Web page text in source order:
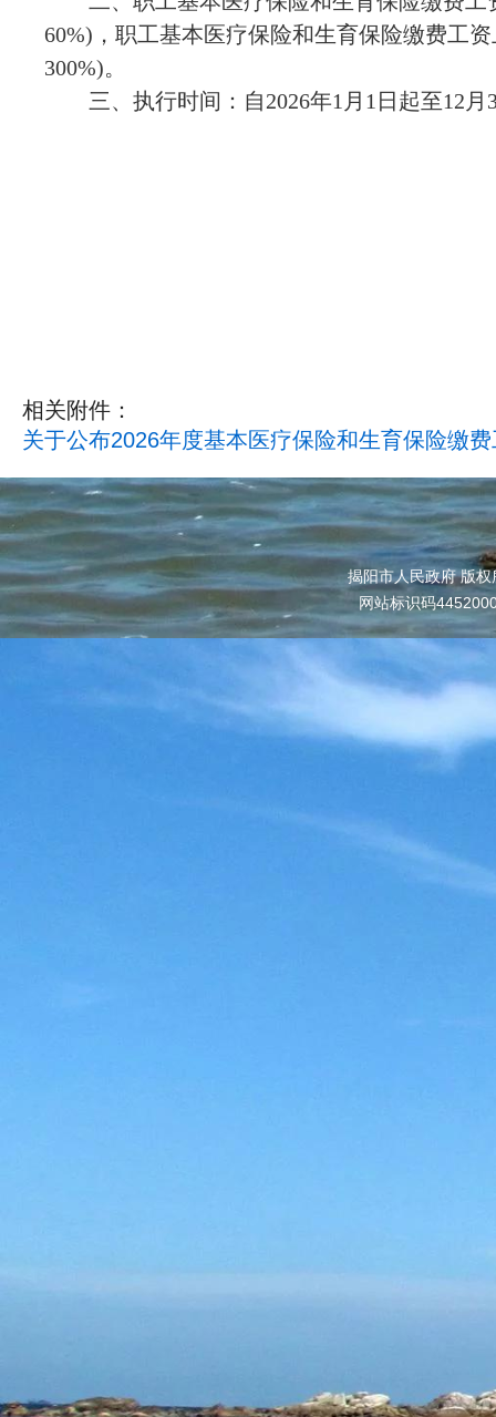
60%)，职工基本医疗保险和生育保险缴费工
300%)。
三、执行时间：自2026年1 月 1 日起至12 月
相关附件：
关于公布2026年度基本医疗保险和生育保险缴
揭阳市人民政府 版
网站标识码